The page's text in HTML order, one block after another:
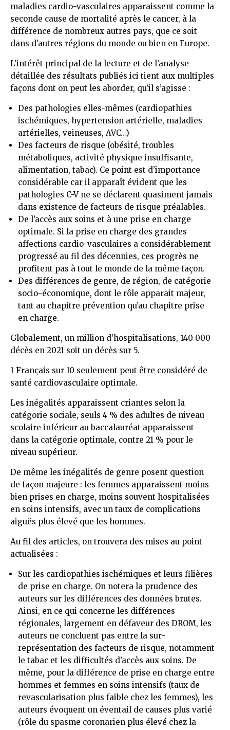
maladies cardio-vasculaires apparaissent comme la
seconde cause de mortalité après le cancer, à la
différence de nombreux autres pays, que ce soit
dans d’autres régions du monde ou bien en Europe.
L’intérêt principal de la lecture et de l’analyse
détaillée des résultats publiés ici tient aux multiples
façons dont on peut les aborder, qu’il s’agisse :
Des pathologies elles-mêmes (cardiopathies
ischémiques, hypertension artérielle, maladies
artérielles, veineuses, AVC…)
Des facteurs de risque (obésité, troubles
métaboliques, activité physique insuffisante,
alimentation, tabac). Ce point est d’importance
considérable car il apparaît évident que les
pathologies C-V ne se déclarent quasiment jamais
dans existence de facteurs de risque préalables.
De l’accès aux soins et à une prise en charge
optimale. Si la prise en charge des grandes
affections cardio-vasculaires a considérablement
progressé au fil des décennies, ces progrès ne
profitent pas à tout le monde de la même façon.
Des différences de genre, de région, de catégorie
socio-économique, dont le rôle apparait majeur,
tant au chapitre prévention qu’au chapitre prise
en charge.
Globalement, un million d’hospitalisations, 140 000
décès en 2021 soit un décès sur 5.
1 Français sur 10 seulement peut être considéré de
santé cardiovasculaire optimale.
Les inégalités apparaissent criantes selon la
catégorie sociale, seuls 4 % des adultes de niveau
scolaire inférieur au baccalauréat apparaissent
dans la catégorie optimale, contre 21 % pour le
niveau supérieur.
De même les inégalités de genre posent question
de façon majeure : les femmes apparaissent moins
bien prises en charge, moins souvent hospitalisées
en soins intensifs, avec un taux de complications
aiguës plus élevé que les hommes.
Au fil des articles, on trouvera des mises au point
actualisées :
Sur les cardiopathies ischémiques et leurs filières
de prise en charge. On notera la prudence des
auteurs sur les différences des données brutes.
Ainsi, en ce qui concerne les différences
régionales, largement en défaveur des DROM, les
auteurs ne concluent pas entre la sur-
représentation des facteurs de risque, notamment
le tabac et les difficultés d’accès aux soins. De
même, pour la différence de prise en charge entre
hommes et femmes en soins intensifs (taux de
revascularisation plus faible chez les femmes), les
auteurs évoquent un éventail de causes plus varié
(rôle du spasme coronarien plus élevé chez la